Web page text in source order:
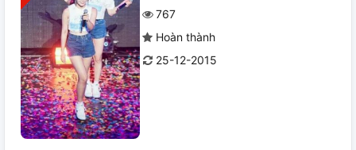
767
Hoàn thành
25-12-2015